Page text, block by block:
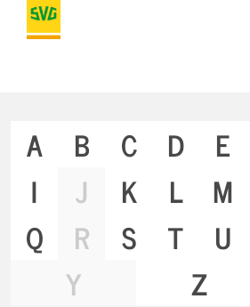
A B C D E
I
J K L M
Q
R S T U
Y
Z